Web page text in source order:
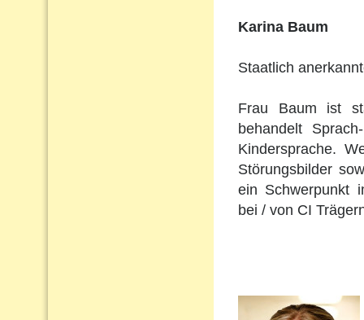
Karina Baum
Staatlich
Frau Baum ist
behandelt
Kindersprache.
Störungsbilder
ein Schwerpunkt
bei / von CI